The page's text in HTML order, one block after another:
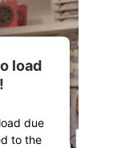
load
due
to the